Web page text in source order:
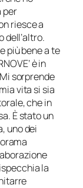
per
riesce a
dell’altro.
più bene a te
è in
sorprende
vita si sia
che in
È stato un
uno dei
la